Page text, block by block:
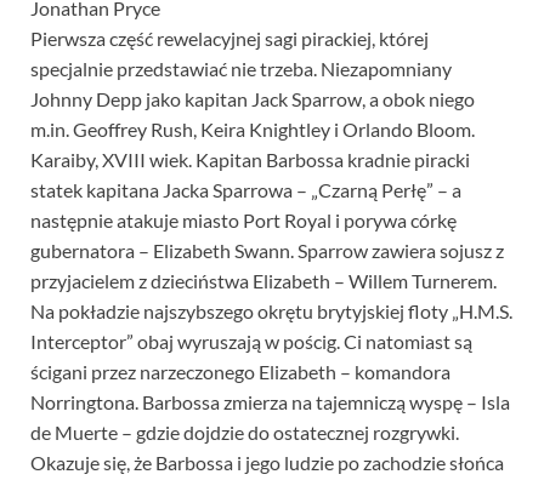
Jonathan Pryce
Pierwsza część rewelacyjnej sagi pirackiej, której
specjalnie przedstawiać nie trzeba. Niezapomniany
Johnny Depp jako kapitan Jack Sparrow, a obok niego
m.in. Geoffrey Rush, Keira Knightley i Orlando Bloom.
Karaiby, XVIII wiek. Kapitan Barbossa kradnie piracki
statek kapitana Jacka Sparrowa – „Czarną Perłę” – a
następnie atakuje miasto Port Royal i porywa córkę
gubernatora – Elizabeth Swann. Sparrow zawiera sojusz z
przyjacielem z dzieciństwa Elizabeth – Willem Turnerem.
Na pokładzie najszybszego okrętu brytyjskiej floty „H.M.S.
Interceptor” obaj wyruszają w pościg. Ci natomiast są
ścigani przez narzeczonego Elizabeth – komandora
Norringtona. Barbossa zmierza na tajemniczą wyspę – Isla
de Muerte – gdzie dojdzie do ostatecznej rozgrywki.
Okazuje się, że Barbossa i jego ludzie po zachodzie słońca